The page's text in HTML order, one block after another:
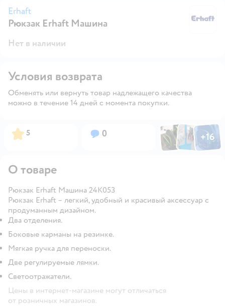
Erhaft
Рюкзак Erhaft Машина
Нет в наличии
Условия возврата
Обменять или вернуть товар надлежащего качества
можно в течение 14 дней с момента покупки.
Рейтинг:
5 Вопросов:
0 ФотоФотоФото
+16
Открыть
О товаре
Рюкзак Erhaft Машина 24K053
Рюкзак Erhaft – легкий, удобный и красивый аксессуар с
продуманным дизайном.
Два отделения.
Боковые карманы на резинке.
Мягкая ручка для переноски.
Две регулируемые лямки.
Светоотражатели.
Цены в интернет-магазине могут отличаться
от розничных магазинов.